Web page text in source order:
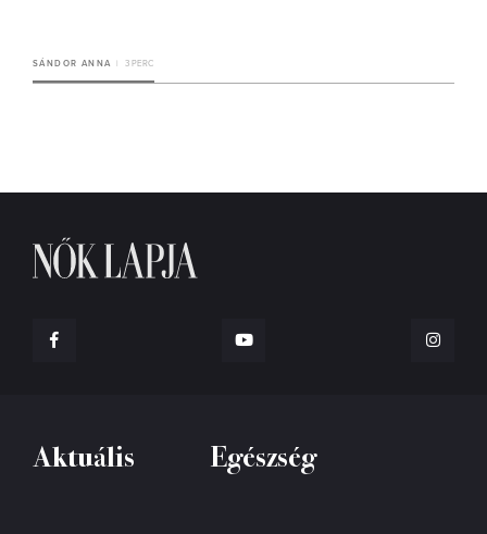
SÁNDOR ANNA 3 PERC
Aktuális Egészség